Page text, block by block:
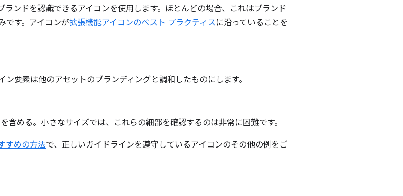
ランドを認識できるアイコンを使用します。ほとんどの場合、これはブランド
です。アイコンが拡張機能アイコンのベスト プラクティスに沿っていることを
ン要素は他のアセットのブランディングと調和したものにします。
含める。小さなサイズでは、これらの細部を確認するのは非常に困難です。
すめの方法で、正しいガイドラインを遵守しているアイコンのその他の例をご